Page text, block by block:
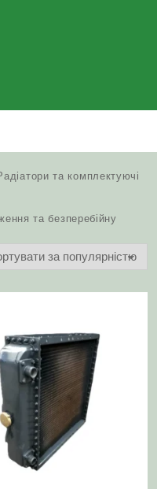
та комплектуючі
та безперебійну